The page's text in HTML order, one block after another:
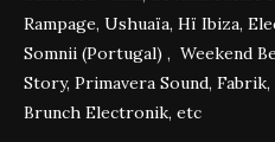
Rampage, Ushuaïa, Hï Ibiza,
Somnii (Portugal) , Weekend
Story, Primavera Sound,
Brunch Electronik, etc